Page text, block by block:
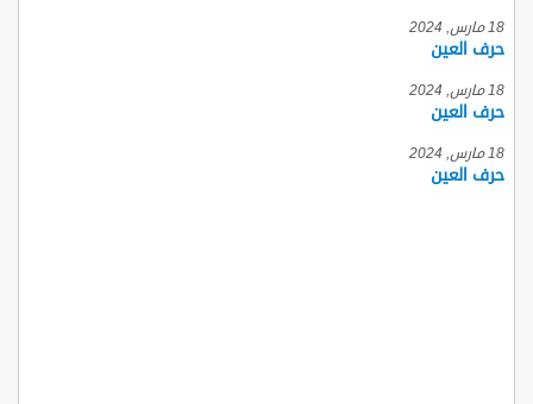
18 مارس, 2024
حرف العين
18 مارس, 2024
حرف العين
18 مارس, 2024
حرف العين